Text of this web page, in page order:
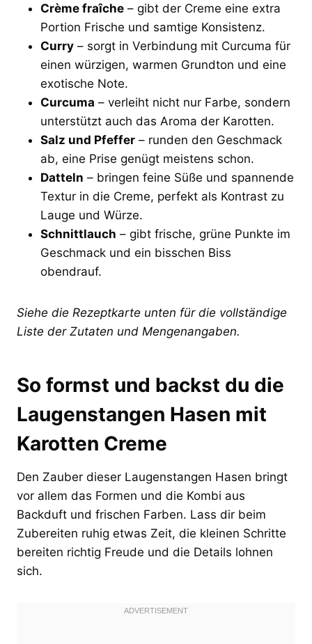
Crème fraîche – gibt der Creme eine extra
Portion Frische und samtige Konsistenz.
Curry – sorgt in Verbindung mit Curcuma für
einen würzigen, warmen Grundton und eine
exotische Note.
Curcuma – verleiht nicht nur Farbe, sondern
unterstützt auch das Aroma der Karotten.
Salz und Pfeffer – runden den Geschmack
ab, eine Prise genügt meistens schon.
Datteln – bringen feine Süße und spannende
Textur in die Creme, perfekt als Kontrast zu
Lauge und Würze.
Schnittlauch – gibt frische, grüne Punkte im
Geschmack und ein bisschen Biss
obendrauf.
Siehe die Rezeptkarte unten für die vollständige
Liste der Zutaten und Mengenangaben.
So formst und backst du die
Laugenstangen Hasen mit
Karotten Creme
Den Zauber dieser Laugenstangen Hasen bringt
vor allem das Formen und die Kombi aus
Backduft und frischen Farben. Lass dir beim
Zubereiten ruhig etwas Zeit, die kleinen Schritte
bereiten richtig Freude und die Details lohnen
sich.